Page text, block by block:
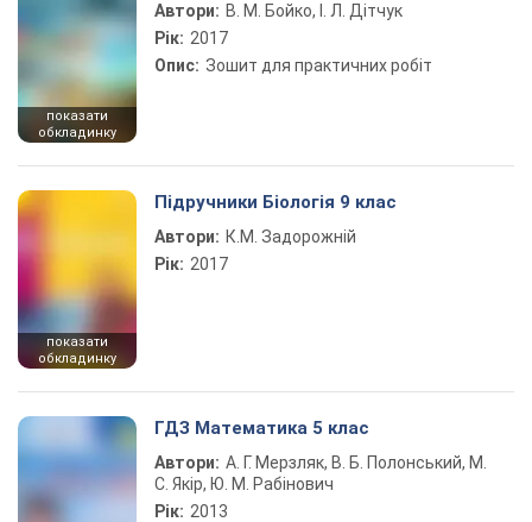
показати
обкладинку
Автори: В. М. Бойко, І. Л. Дітчук
Рік: 2017
Опис: Зошит для практичних робіт
показати
обкладинку
Підручники Біологія 9 клас
Автори: К.М. Задорожній
Рік: 2017
ГДЗ Математика 5 клас
Автори: А. Г. Мерзляк, В. Б. Полонський, М.
С. Якір, Ю. М. Рабінович
Рік: 2013